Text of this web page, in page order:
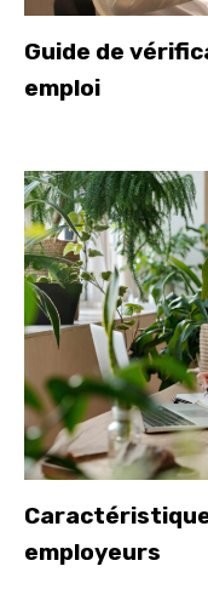
Guide de
emploi
employeurs